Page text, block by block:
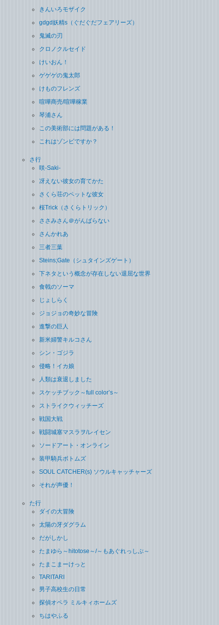
きんいろモザイク
gdgd妖精s（ぐだぐだフェアリーズ）
鬼滅の刃
クロノクルセイド
けいおん！
ゲゲゲの鬼太郎
けものフレンズ
喧嘩商売/喧嘩稼業
琴浦さん
この美術部には問題がある！
これはゾンビですか？
さ行
咲-Saki-
冴えない彼女の育てかた
さくら荘のペットな彼女
桜Trick（さくらトリック）
ささみさん＠がんばらない
さんかれあ
三者三葉
Steins;Gate（シュタインズゲート）
下ネタという概念が存在しない退屈な世界
食戟のソーマ
じょしらく
ジョジョの奇妙な冒険
進撃の巨人
新米婦警キルコさん
シン・ゴジラ
侵略！イカ娘
人類は衰退しました
スケッチブック～full color’s～
ストライクウィッチーズ
戦国大戦
戦闘城塞マスラヲ/レイセン
ソードアート・オンライン
装甲騎兵ボトムズ
SOUL CATCHER(s) ソウルキャッチャーズ
それが声優！
た行
ダイの大冒険
太陽の牙ダグラム
だがしかし
たまゆら～hitotose～/～もあぐれっしぶ～
たまこまーけっと
TARITARI
男子高校生の日常
探偵オペラ ミルキィホームズ
ちはやふる